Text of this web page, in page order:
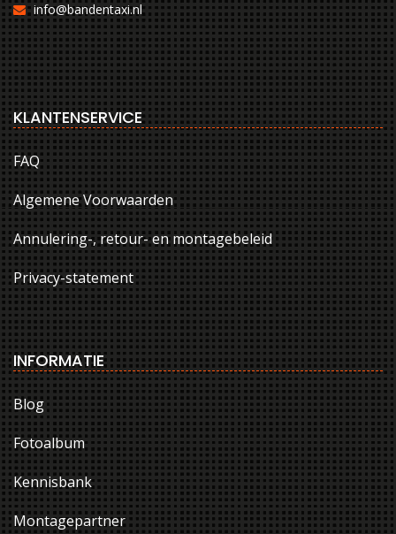
info@bandentaxi.nl
KLANTENSERVICE
FAQ
Algemene Voorwaarden
Annulering-, retour- en montagebeleid
Privacy-statement
INFORMATIE
Blog
Fotoalbum
Kennisbank
Montagepartner